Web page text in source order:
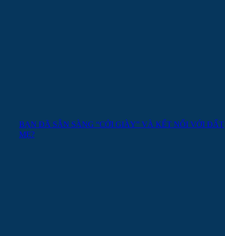
BẠN ĐÃ SẴN SÀNG “CỞI GIÀY” VÀ KẾT NỐI VỚI ĐẤT
MẸ?